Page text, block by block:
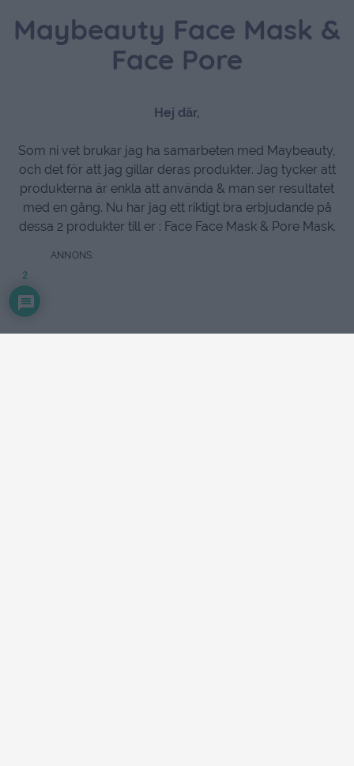
Maybeauty Face Mask &
Face Pore
Hej där,
Som ni vet brukar jag ha samarbeten med Maybeauty,
och det för att jag gillar deras produkter. Jag tycker att
produkterna är enkla att använda & man ser resultatet
med en gång. Nu har jag ett riktigt bra erbjudande på
dessa 2 produkter till er : Face Face Mask & Pore Mask.
2